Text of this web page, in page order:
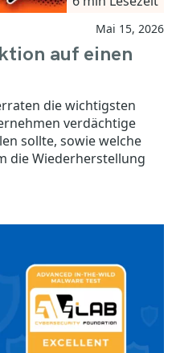
Mai 15, 2026
auf einen
die wichtigsten
verdächtige
sollte, sowie welche
die Wiederherstellung